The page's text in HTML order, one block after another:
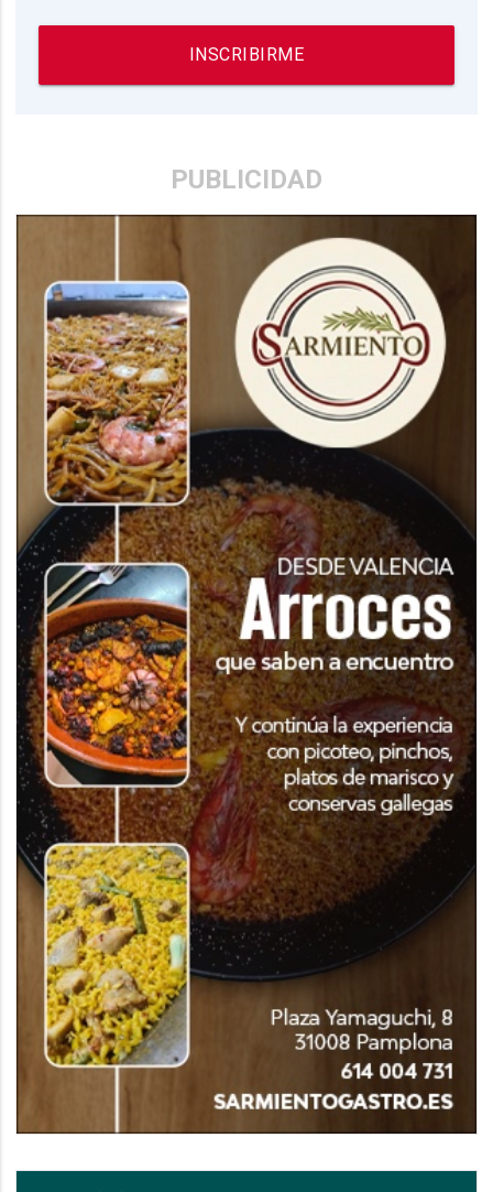
INSCRIBIRME
PUBLICIDAD